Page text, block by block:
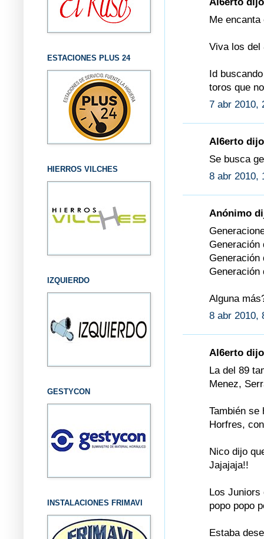
Me encanta
Viva los del
Id
toros que
7 abr 2010,
Al6erto
Se busca
8 abr 2010,
Anónimo
Generación
Generación
Generación
Alguna
8 abr 2010,
Al6erto
La del 89
Menez,
También se
Horfres,
Nico dijo
Jajajaja!!
Los Juniors
popo popo
Estaba
ESTACIONES PLUS 24
HIERROS VILCHES
IZQUIERDO
GESTYCON
INSTALACIONES FRIMAVI